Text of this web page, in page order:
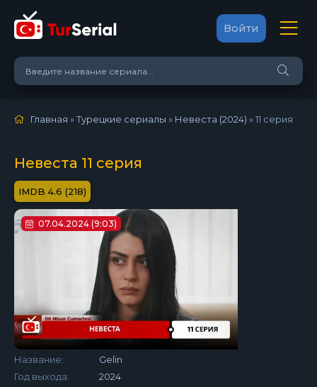
Войти
Главная »Турецкие сериалы » Невеста (2024) »11 серия
Невеста 11 серия
4.6 (218)
07.04.2024 (9:03)
Название:
Gelin
Год выхода:
2024